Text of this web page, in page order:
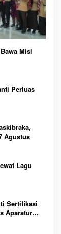
Misi
Perluas
Agustus
Lagu
Sertifikasi
Aparatur